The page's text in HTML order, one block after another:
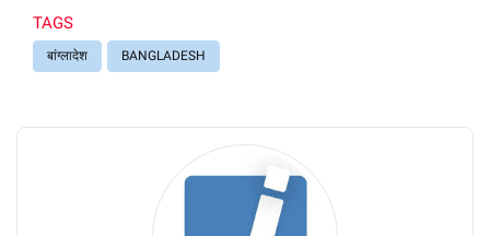
TAGS
बांग्लादेश BANGLADESH